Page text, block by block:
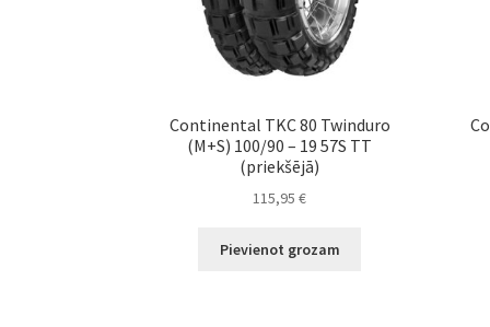
Continental TKC 80 Twinduro
(M+S) 100/90 – 19 57S TT
(priekšējā)
115,95€
Pievienot grozam